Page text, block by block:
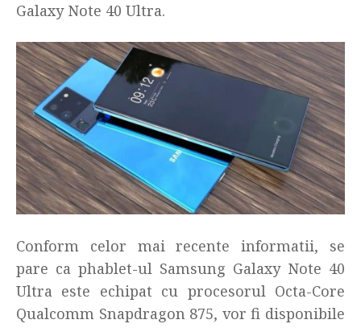
Galaxy Note 40 Ultra.
Conform celor mai recente informatii, se
pare ca phablet-ul Samsung Galaxy Note 40
Ultra este echipat cu procesorul Octa-Core
Qualcomm Snapdragon 875, vor fi disponibile